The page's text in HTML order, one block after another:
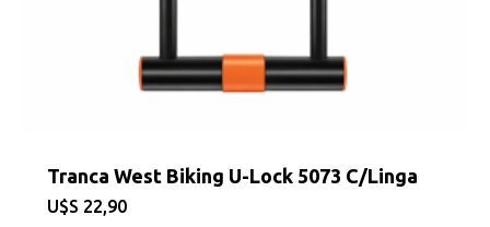
Tranca West Biking U-Lock 5073 C/Linga
$ 22,90
CONSULTAS AL: 092
BICICLETAS